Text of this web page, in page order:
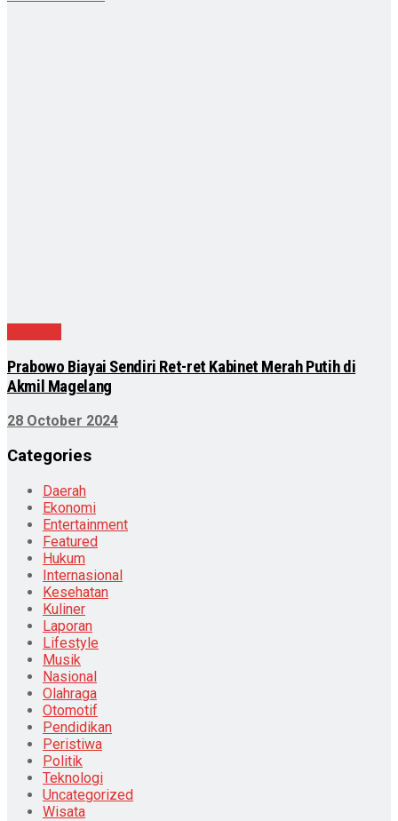
Prabowo Biayai Sendiri Ret-ret Kabinet Merah Putih di
Akmil Magelang
28 October 2024
Categories
Daerah
Ekonomi
Entertainment
Featured
Hukum
Internasional
Kesehatan
Kuliner
Laporan
Lifestyle
Musik
Nasional
Olahraga
Otomotif
Pendidikan
Peristiwa
Politik
Teknologi
Uncategorized
Wisata